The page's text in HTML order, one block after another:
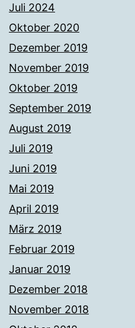
Juli 2024
Oktober 2020
Dezember 2019
November 2019
Oktober 2019
September 2019
August 2019
Juli 2019
Juni 2019
Mai 2019
April 2019
März 2019
Februar 2019
Januar 2019
Dezember 2018
November 2018